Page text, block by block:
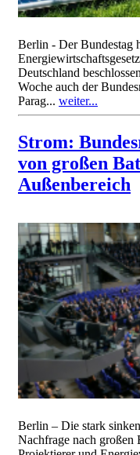
Berlin - Der Bundestag
Deutschland
Woche auch der
Parag... weiter...
Strom:
von großen
Außenbereich
Berlin – Die stark
Nachfrage nach großen